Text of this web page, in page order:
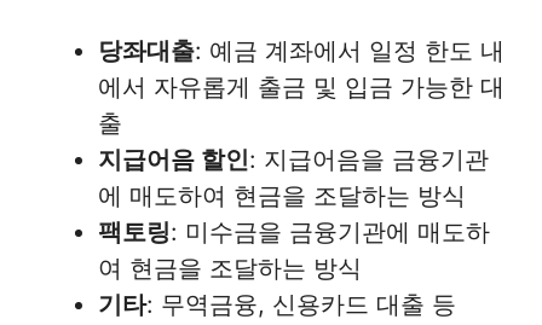
당좌대출: 예금 계좌에서 일정 한도 내
에서 자유롭게 출금 및 입금 가능한 대
출
지급어음 할인: 지급어음을 금융기관
에 매도하여 현금을 조달하는 방식
팩토링: 미수금을 금융기관에 매도하
여 현금을 조달하는 방식
기타: 무역금융, 신용카드 대출 등